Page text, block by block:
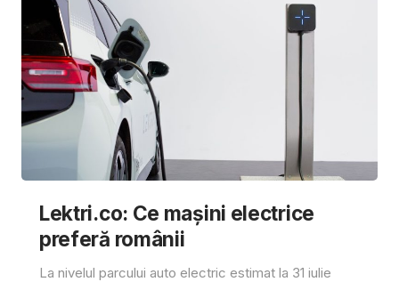
Lektri.co: Ce mașini electrice
preferă românii
La nivelul parcului auto electric estimat la 31 iulie